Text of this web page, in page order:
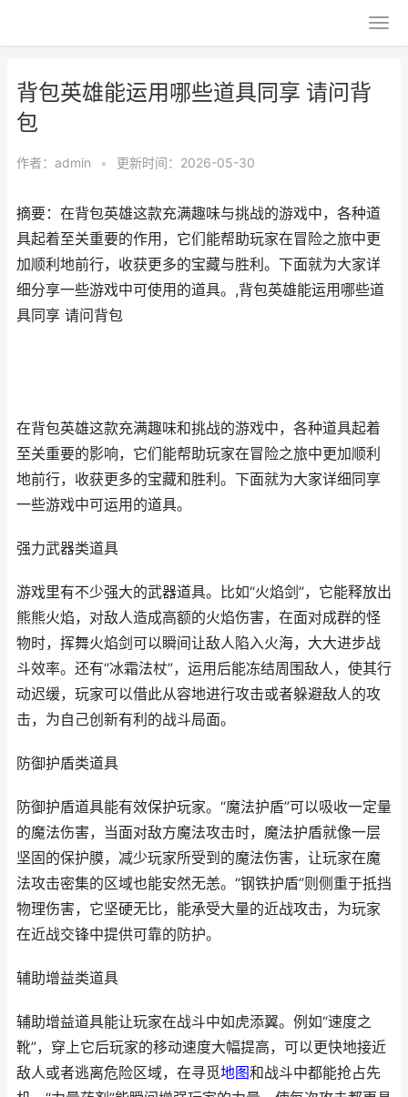
背包英雄能运用哪些道具同享 请问背
包
作者： admin • 更新时间：2026-05-30
摘要：在背包英雄这款充满趣味与挑战的游戏中，各种道
具起着至关重要的作用，它们能帮助玩家在冒险之旅中更
加顺利地前行，收获更多的宝藏与胜利。下面就为大家详
细分享一些游戏中可使用的道具。,背包英雄能运用哪些道
具同享 请问背包
在背包英雄这款充满趣味和挑战的游戏中，各种道具起着
至关重要的影响，它们能帮助玩家在冒险之旅中更加顺利
地前行，收获更多的宝藏和胜利。下面就为大家详细同享
一些游戏中可运用的道具。
强力武器类道具
游戏里有不少强大的武器道具。比如“火焰剑”，它能释放出
熊熊火焰，对敌人造成高额的火焰伤害，在面对成群的怪
物时，挥舞火焰剑可以瞬间让敌人陷入火海，大大进步战
斗效率。还有“冰霜法杖”，运用后能冻结周围敌人，使其行
动迟缓，玩家可以借此从容地进行攻击或者躲避敌人的攻
击，为自己创新有利的战斗局面。
防御护盾类道具
防御护盾道具能有效保护玩家。“魔法护盾”可以吸收一定量
的魔法伤害，当面对敌方魔法攻击时，魔法护盾就像一层
坚固的保护膜，减少玩家所受到的魔法伤害，让玩家在魔
法攻击密集的区域也能安然无恙。“钢铁护盾”则侧重于抵挡
物理伤害，它坚硬无比，能承受大量的近战攻击，为玩家
在近战交锋中提供可靠的防护。
辅助增益类道具
辅助增益道具能让玩家在战斗中如虎添翼。例如“速度之
靴”，穿上它后玩家的移动速度大幅提高，可以更快地接近
敌人或者逃离危险区域，在寻觅地图和战斗中都能抢占先